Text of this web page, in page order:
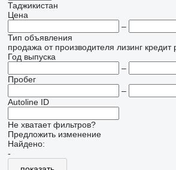
Таджикистан
Цена
–
Тип объявления
продажа от производителя лизинг кредит
Год выпуска
–
Пробег
–
Autoline ID
Не хватает фильтров?
Предложить изменение
Найдено:
-